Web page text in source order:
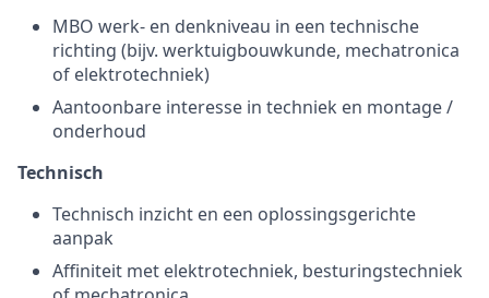
MBO werk- en denkniveau in een technische
richting (bijv. werktuigbouwkunde, mechatronica
of elektrotechniek)
Aantoonbare interesse in techniek en montage /
onderhoud
Technisch
Technisch inzicht en een oplossingsgerichte
aanpak
Affiniteit met elektrotechniek, besturingstechniek